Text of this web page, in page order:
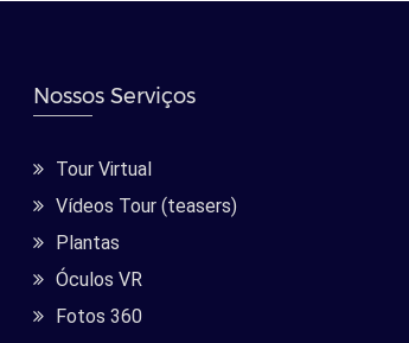
Nossos Serviços
Tour Virtual
Vídeos Tour (teasers)
Plantas
Óculos VR
Fotos 360